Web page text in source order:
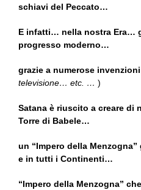
schiavi del Peccato…
E infatti… nella nostra Era…
progresso moderno…
grazie a numerose invenzioni
televisione… etc. … )
Satana è riuscito a creare di
Torre di Babele…
un “Impero della
e in tutti i Continenti…
“Impero della Menzogna”